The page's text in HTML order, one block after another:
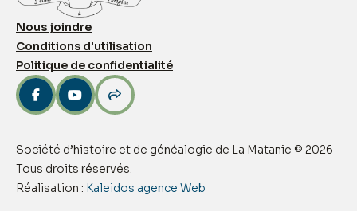
Nous joindre
Conditions d'utilisation
Politique de confidentialité
  
Société d’histoire et de généalogie de La Matanie © 2026
Tous droits réservés.
Réalisation : Kaleidos agence Web